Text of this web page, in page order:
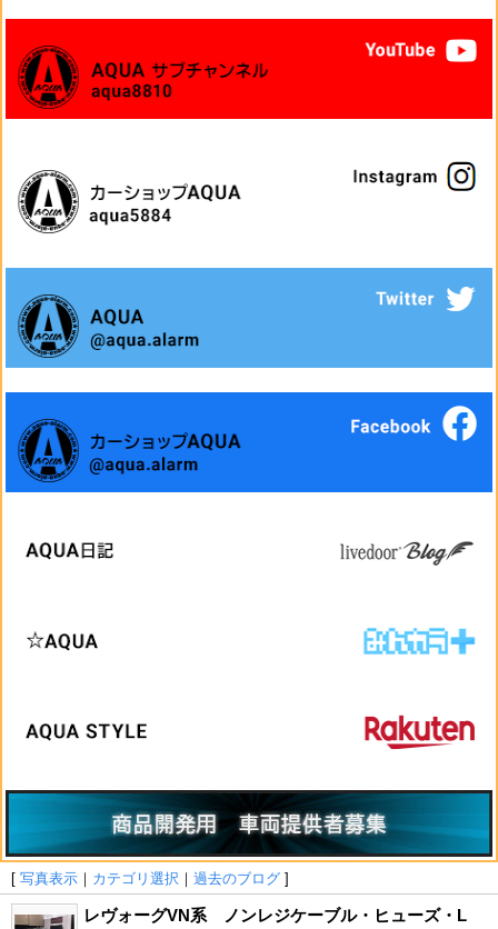
[ 写真表示 ｜ カテゴリ選択 ｜ 過去のブログ ]
レヴォーグVN系 ノンレジケーブル・ヒューズ・L